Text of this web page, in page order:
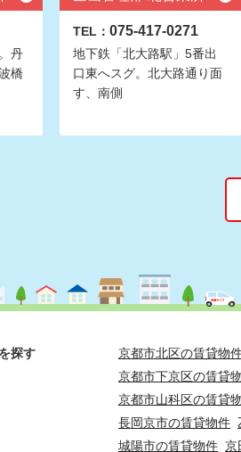
丹
橋
TEL： 075-417-0271
地下鉄「北大路駅」5番出
口東へスグ。北大路通り面
す、南側
探す
京都市北区の賃貸物
京都市下京区の賃貸
京都市山科区の賃貸
長岡京市の賃貸物件
城陽市の賃貸物件 京